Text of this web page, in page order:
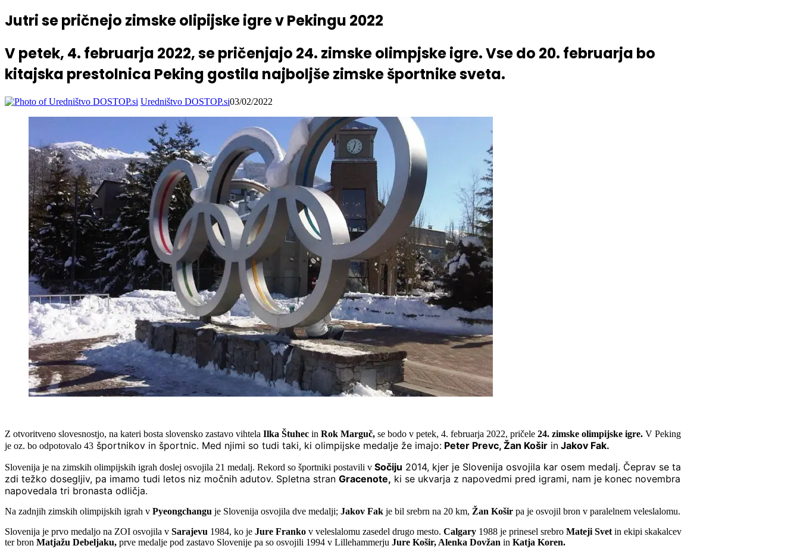
Jutri se pričnejo zimske olipijske igre v Pekingu 2022
V petek, 4. februarja 2022, se pričenjajo 24. zimske olimpjske igre. Vse do 20. februarja bo
kitajska prestolnica Peking gostila najboljše zimske športnike sveta.
Uredništvo DOSTOP.si03/02/2022
Z otvoritveno slovesnostjo, na kateri bosta slovensko zastavo vihtela Ilka Štuhec in Rok Marguč, se bodo v petek, 4. februarja 2022, pričele 24. zimske olimpijske igre. V Peking
je oz. bo odpotovalo 43 športnikov in športnic. Med njimi so tudi taki, ki olimpijske medalje že imajo: Peter Prevc, Žan Košir in Jakov Fak.
Slovenija je na zimskih olimpijskih igrah doslej osvojila 21 medalj. Rekord so športniki postavili v Sočiju 2014, kjer je Slovenija osvojila kar osem medalj. Čeprav se ta
zdi težko dosegljiv, pa imamo tudi letos niz močnih adutov. Spletna stran Gracenote, ki se ukvarja z napovedmi pred igrami, nam je konec novembra
napovedala tri bronasta odličja.
Na zadnjih zimskih olimpijskih igrah v Pyeongchangu je Slovenija osvojila dve medalji; Jakov Fak je bil srebrn na 20 km, Žan Košir pa je osvojil bron v paralelnem veleslalomu.
Slovenija je prvo medaljo na ZOI osvojila v Sarajevu 1984, ko je Jure Franko v veleslalomu zasedel drugo mesto. Calgary 1988 je prinesel srebro Mateji Svet in ekipi skakalcev
ter bron Matjažu Debeljaku, prve medalje pod zastavo Slovenije pa so osvojili 1994 v Lillehammerju Jure Košir, Alenka Dovžan in Katja Koren.